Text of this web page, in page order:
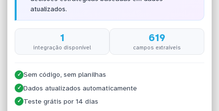
atualizados.
1
integração disponível
619
campos extraíveis
✓ Sem código, sem planilhas
✓ Dados atualizados automaticamente
✓ Teste grátis por 14 dias